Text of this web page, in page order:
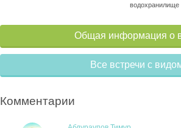
водохранилище
Общая информация о
Все встречи с
Комментарии